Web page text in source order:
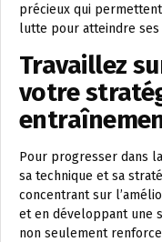
précieux qui
lutte pour atteindre ses
Travaillez
votre
Pour progresser dans
sa technique et sa
concentrant sur
et en développant une
non seulement